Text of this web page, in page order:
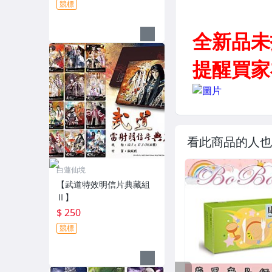
看此商品的人
競標
白蓮仙境
【武道特效明信片典藏組
Ⅱ】
$ 250
競標